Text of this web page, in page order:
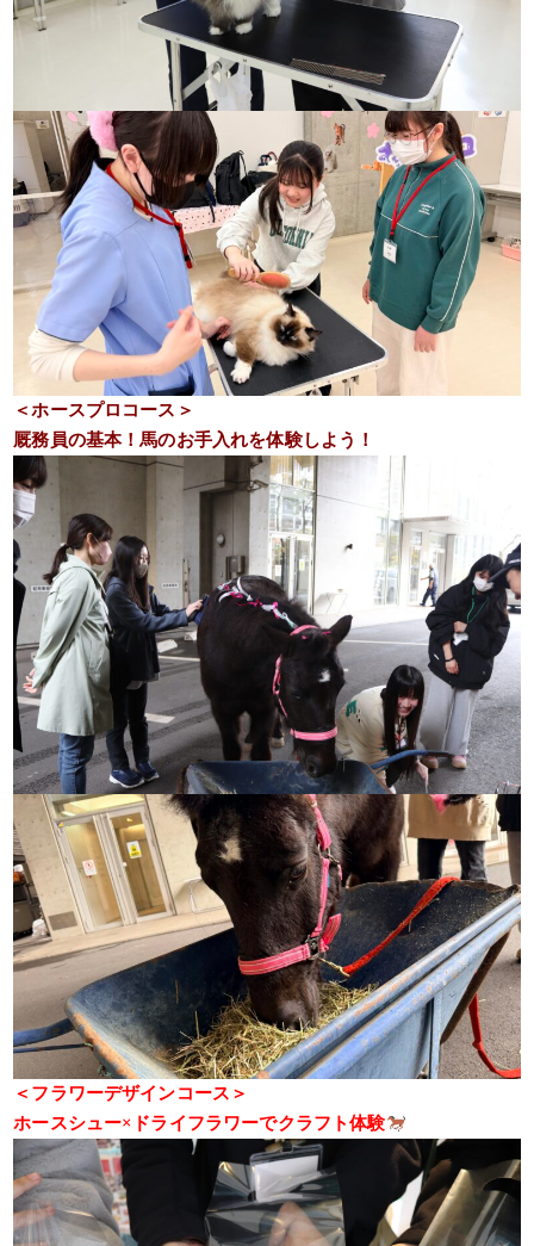
＜ホースプロコース＞
厩務員の基本！馬のお手入れを体験しよう！
＜フラワーデザインコース＞
ホースシュー×ドライフラワーでクラフト体験